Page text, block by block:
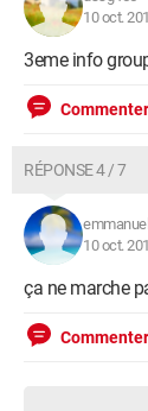
10 oct.
3eme info
Commenter
RÉPONSE 4 / 7
10 oct.
ça ne marche
Commenter